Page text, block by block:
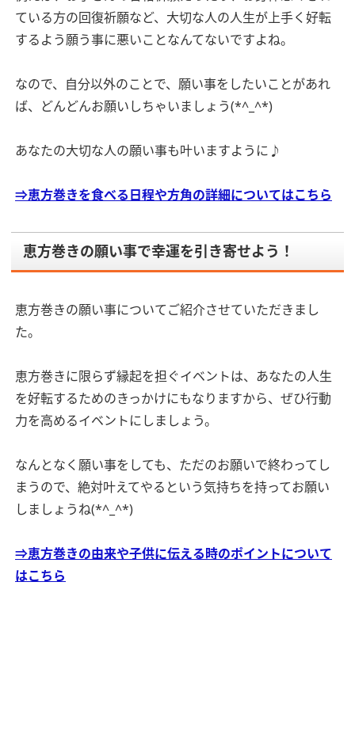
ている方の回復祈願など、大切な人の人生が上手く好転
するよう願う事に悪いことなんてないですよね。
なので、自分以外のことで、願い事をしたいことがあれ
ば、どんどんお願いしちゃいましょう(*^_^*)
あなたの大切な人の願い事も叶いますように♪
⇒恵方巻きを食べる日程や方角の詳細についてはこちら
恵方巻きの願い事で幸運を引き寄せよう！
恵方巻きの願い事についてご紹介させていただきまし
た。
恵方巻きに限らず縁起を担ぐイベントは、あなたの人生
を好転するためのきっかけにもなりますから、ぜひ行動
力を高めるイベントにしましょう。
なんとなく願い事をしても、ただのお願いで終わってし
まうので、絶対叶えてやるという気持ちを持ってお願い
しましょうね(*^_^*)
⇒恵方巻きの由来や子供に伝える時のポイントについて
はこちら